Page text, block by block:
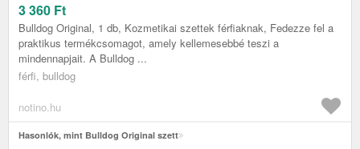
3 360 Ft
Bulldog Original, 1 db, Kozmetikai szettek férfiaknak, Fedezze fel a
praktikus termékcsomagot, amely kellemesebbé teszi a
mindennapjait. A Bulldog ...
férfi, bulldog
notino.hu
Hasonlók, mint Bulldog Original szett